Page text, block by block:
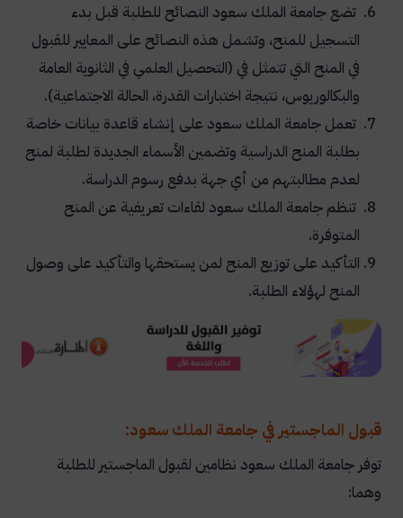
تضع جامعة الملك سعود النصائح للطلبة قبل بدء
التسجيل للمنح، وتشمل هذه النصائح على المعايير للقبول
في المنح التي تتمثل في (التحصيل العلمي في الثانوية العامة
والبكالوريوس، نتيجة اختبارات القدرة، الحالة الاجتماعية).
تعمل جامعة الملك سعود على إنشاء قاعدة بيانات خاصة
بطلبة المنح الدراسية وتضمين الأسماء الجديدة لطلبة لمنح
لعدم مطالبتهم من أي جهة بدفع رسوم الدراسة.
تنظم جامعة الملك سعود لقاءات تعريفية عن المنح
المتوفرة.
التأكيد على توزيع المنح لمن يستحقها والتأكيد على وصول
المنح لهؤلاء الطلبة.
قبول الماجستير في جامعة الملك سعود:
توفر جامعة الملك سعود نظامين لقبول الماجستير للطلبة
وهما: